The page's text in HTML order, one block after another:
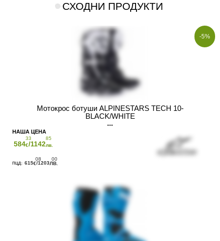
СХОДНИ ПРОДУКТИ
-5%
Мотокрос ботуши ALPINESTARS TECH 10-
BLACK/WHITE
584
33
€/1142
85
лв.
615
08
€/1203
00
ЛВ.